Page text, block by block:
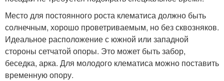
Место для постоянного роста клематиса должно быть
солнечным, хорошо проветриваемым, но без сквозняков.
Идеальное расположение с южной или западной
стороны сетчатой опоры. Это может быть забор,
беседка, арка. Для молодого клематиса можно поставить
временную опору.